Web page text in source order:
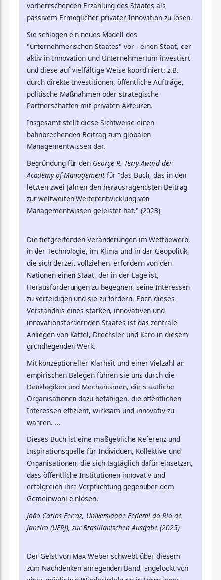
vorherrschenden Erzählung des Staates als
passivem Ermöglicher privater Innovation zu lösen.
Sie schlagen ein neues Modell des
"unternehmerischen Staates" vor - einen Staat, der
aktiv in Innovation und Unternehmertum investiert
und diese auf vielfältige Weise koordiniert: z.B.
durch direkte Investitionen, öffentliche Aufträge,
politische Maßnahmen oder strategische
Partnerschaften mit privaten Akteuren.
Insgesamt stellt diese Sichtweise einen
bahnbrechenden Beitrag zum globalen
Managementwissen dar.
Begründung für den George R. Terry Award der
Academy of Management für "das Buch, das in den
letzten zwei Jahren den herausragendsten Beitrag
zur weltweiten Weiterentwicklung von
Managementwissen geleistet hat." (2023)
Die tiefgreifenden Veränderungen im Wettbewerb,
in der Technologie, im Klima und in der Geopolitik,
die sich derzeit vollziehen, erfordern von den
Nationen einen Staat, der in der Lage ist,
Herausforderungen zu begegnen, seine Interessen
zu verteidigen und sie zu fördern. Eben dieses
Verständnis eines starken, innovativen und
innovationsfördernden Staates ist das zentrale
Anliegen von Kattel, Drechsler und Karo in diesem
grundlegenden Werk.
Mit konzeptioneller Klarheit und einer Vielzahl an
empirischen Belegen führen sie uns durch die
Denklogiken und Mechanismen, die staatliche
Organisationen dazu befähigen, die öffentlichen
Interessen effizient, wirksam und innovativ zu
wahren. ...
Dieses Buch ist eine maßgebliche Referenz und
Inspirationsquelle für Individuen, Kollektive und
Organisationen, die sich tagtäglich dafür einsetzen,
dass öffentliche Institutionen innovativ und
erfolgreich ihre Verpflichtung gegenüber dem
Gemeinwohl einlösen.
João Carlos Ferraz, Universidade Federal do Rio de
Janeiro (UFRJ), zur Brasilianischen Ausgabe (2025)
Der Geist von Max Weber schwebt über diesem
zum Nachdenken anregenden Band, angelockt von